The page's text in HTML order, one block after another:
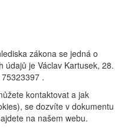
zákona se jedná o
je Václav Kartusek, 28.
.
kontaktovat a jak
se dozvíte v dokumentu
na našem webu.